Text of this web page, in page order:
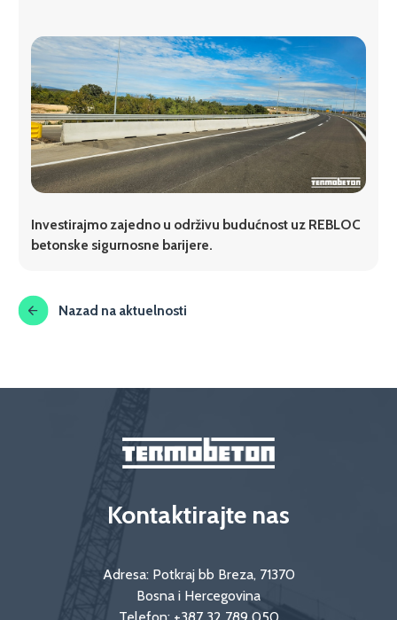
Investirajmo zajedno u održivu budućnost uz REBLOC
betonske sigurnosne barijere.
Nazad na aktuelnosti
Kontaktirajte nas
Adresa: Potkraj bb Breza, 71370
Bosna i Hercegovina